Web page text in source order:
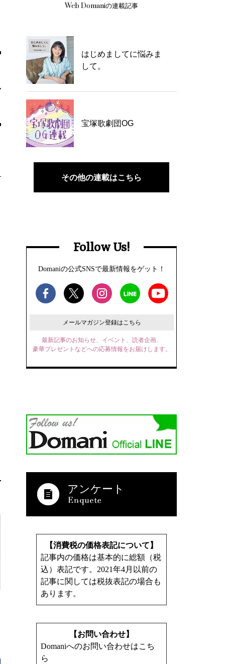
Web Domaniの連載記事
はじめましてに悩みま
して。
宝塚歌劇団OG
その他の連載はこちら
Follow Us!
Domaniの公式SNSで最新情報をゲット！
メールマガジン登録はこちら
最新記事のお知らせ、イベント、読者企画、
豪華プレゼントなどへの応募情報をお届けします。
アンケート
【消費税の価格表記について】
記事内の価格は基本的に総額（税
込）表記です。2021年4月以前の
記事に関しては税抜表記の場合も
あります。
【お問い合わせ】
Domaniへのお問い合わせはこち
ら